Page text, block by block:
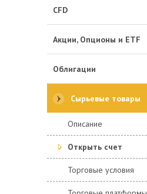
CFD
Акции, Опционы и ETF
Облигации
Сырьевые товары
Описание
Открыть счет
Торговые условия